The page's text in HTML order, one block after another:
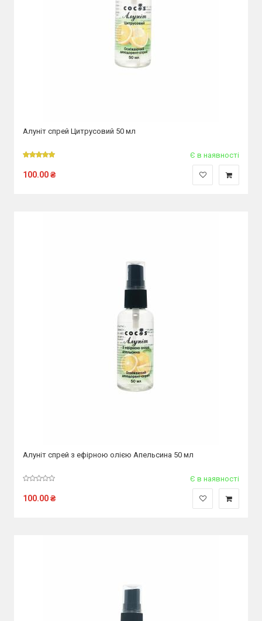
Алуніт спрей Цитрусовий 50 мл
Є в наявності
100.00₴
Алуніт спрей з ефірною олією Апельсина 50 мл
Є в наявності
100.00₴